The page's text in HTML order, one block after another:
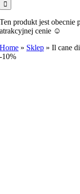
Ten produkt jest obecnie
atrakcyjnej cenie ☺️
Home » Sklep »Il cane
-10%